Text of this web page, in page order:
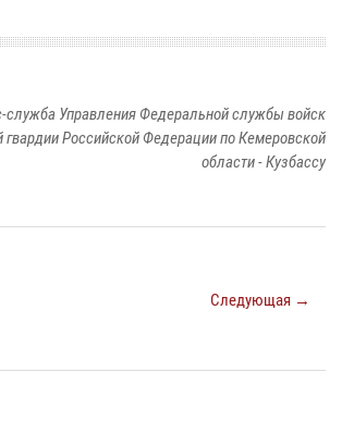
служба Управления Федеральной службы войск
гвардии Российской Федерации по Кемеровской
области - Кузбассу
Следующая →